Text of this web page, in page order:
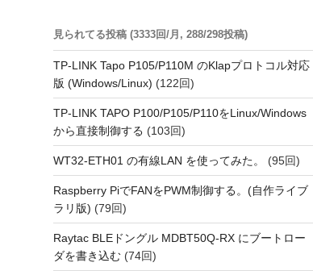
見られてる投稿 (3333回/月, 288/298投稿)
TP-LINK Tapo P105/P110M のKlapプロトコル対応
版 (Windows/Linux) (122回)
TP-LINK TAPO P100/P105/P110をLinux/Windows
から直接制御する (103回)
WT32-ETH01 の有線LAN を使ってみた。 (95回)
Raspberry PiでFANをPWM制御する。(自作ライブ
ラリ版) (79回)
Raytac BLEドングル MDBT50Q-RX にブートロー
ダを書き込む(74回)